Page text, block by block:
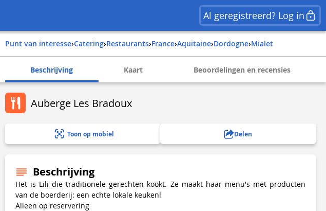
Al geregistreerd? Log in
Punt van interesse› Catering› Restaurants› france› aquitaine› dordogne› mialet
Beschrijving Kaart Beoordelingen en recensies
Auberge Les Bradoux
Toon op mobiel Delen
Beschrijving
Het is Lili die traditionele gerechten kookt. Ze maakt haar menu's met producten
van de boerderij: een echte lokale keuken!
Alleen op reservering